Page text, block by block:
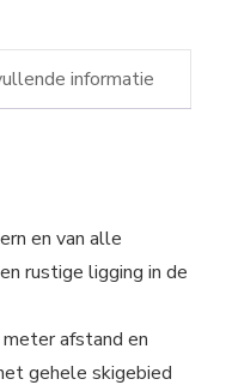
informatie
en van alle
rustige ligging in de
afstand en
gehele skigebied